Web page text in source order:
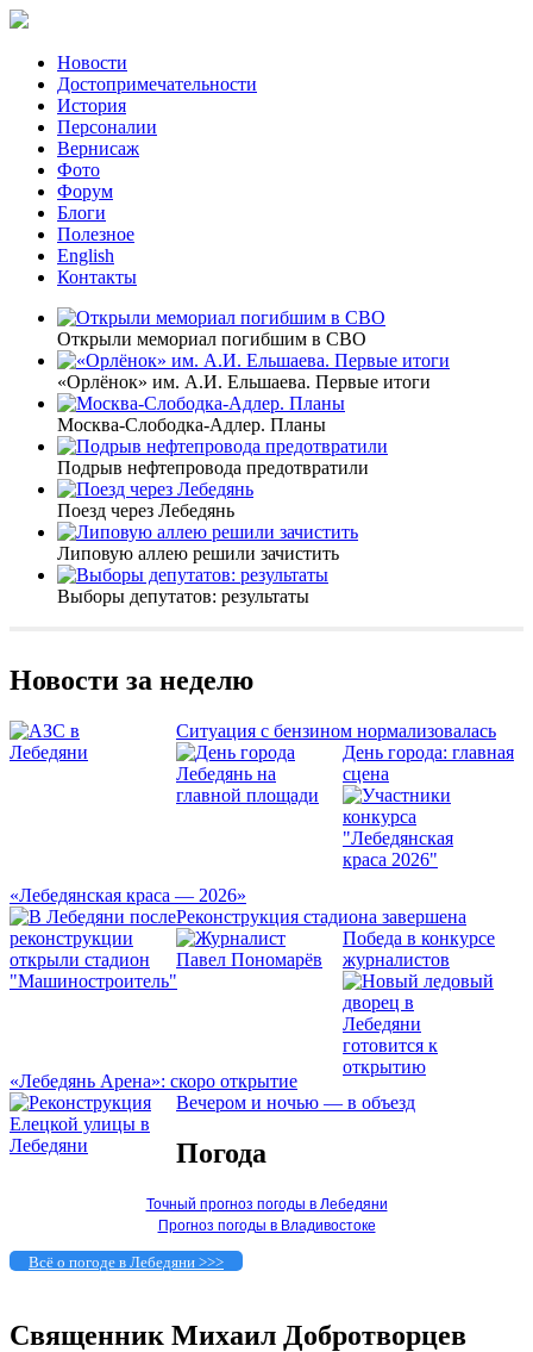
Новости
Достопримечательности
История
Персоналии
Вернисаж
Фото
Форум
Блоги
Полезное
English
Контакты
Открыли мемориал погибшим в СВО
«Орлёнок» им. А.И. Ельшаева. Первые итоги
Москва-Слободка-Адлер. Планы
Подрыв нефтепровода предотвратили
Поезд через Лебедянь
Липовую аллею решили зачистить
Выборы депутатов: результаты
Новости за неделю
Ситуация с бензином нормализовалась
День города: главная
сцена
«Лебедянская краса — 2026»
Реконструкция стадиона завершена
Победа в конкурсе
журналистов
«Лебедянь Арена»: скоро открытие
Вечером и ночью — в объезд
Погода
Точный прогноз погоды в Лебедяни
Прогноз погоды в Владивостоке
Всё о погоде в Лебедяни >>>
Священник Михаил Добротворцев